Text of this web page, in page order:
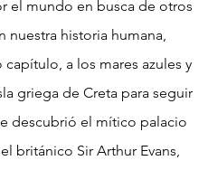
el mundo en busca de otros
nuestra historia humana,
capítulo, a los mares azules y
griega de Creta para seguir
descubrió el mítico palacio
británico Sir Arthur Evans,